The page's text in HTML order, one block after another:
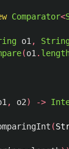
Comparator<
o1 ,
(o1 .
, o2) ->
(